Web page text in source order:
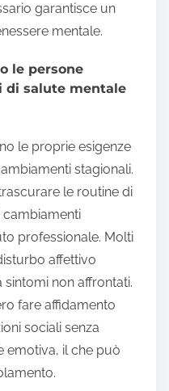
garantisce un
mentale.
le persone
di salute mentale
le proprie esigenze
stagionali.
le routine di
cambiamenti
professionale. Molti
affettivo
sintomi non affrontati.
fare affidamento
sociali senza
emotiva, il che può